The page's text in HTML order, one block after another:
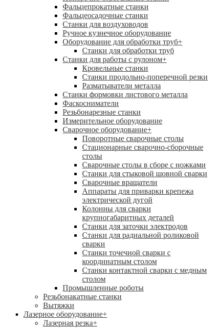
Фальцепрокатные станки
Фальцеосадочные станки
Станки для воздуховодов
Ручное кузнечное оборудование
Оборудование для обработки труб+
Станки для обработки труб
Станки для работы с рулоном+
Кровельные станки
Станки продольно-поперечной резки
Разматыватели металла
Станки формовки листового металла
Фаскосниматели
Резьбонарезные станки
Измерительное оборудование
Сварочное оборудование+
Поворотные сварочные столы
Стационарные сварочно-сборочные
столы
Сварочные столы в сборе с ножками
Станки для стыковой шовной сварки
Сварочные вращатели
Аппараты для приварки крепежа
электрической дугой
Колонны для сварки
крупногабаритных деталей
Станки для заточки электродов
Станки для радиальной роликовой
сварки
Станки точечной сварки с
координатным столом
Станки контактной сварки с медным
столом
Промышленные роботы
Резьбонакатные станки
Вытяжки
Лазерное оборудование+
Лазерная резка+